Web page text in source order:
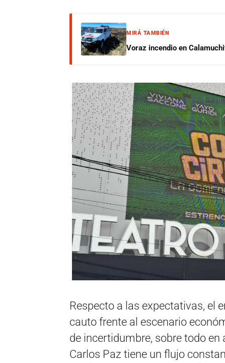
MIRÁ TAMBIÉN
Voraz incendio en
Respecto a las expectativas, el
cauto frente al escenario
de incertidumbre, sobre todo
Carlos Paz tiene un flujo